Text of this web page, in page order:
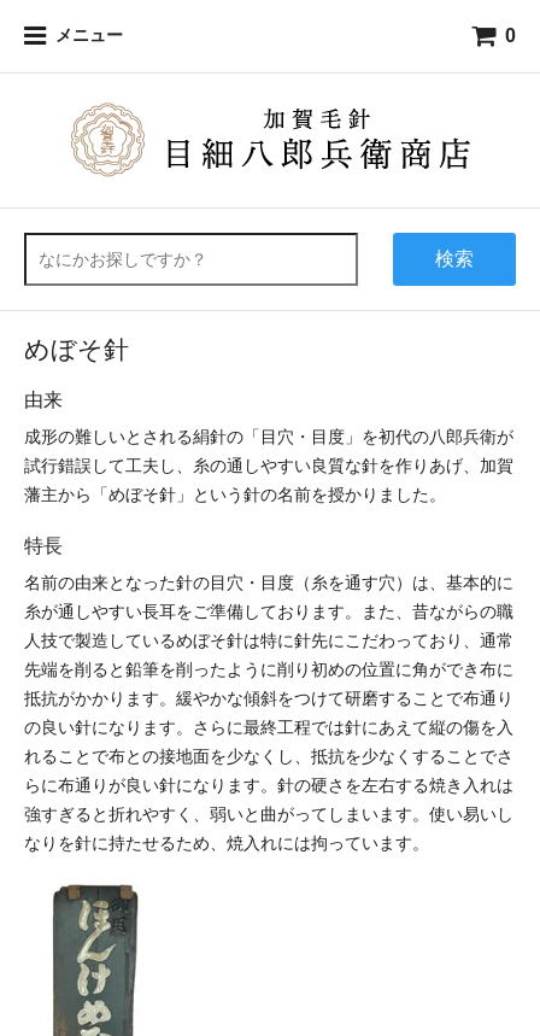
メニュー 0
検索
めぼそ針
由来
成形の難しいとされる絹針の「目穴・目度」を初代の八郎兵衛が
試行錯誤して工夫し、糸の通しやすい良質な針を作りあげ、加賀
藩主から「めぼそ針」という針の名前を授かりました。
特長
名前の由来となった針の目穴・目度（糸を通す穴）は、基本的に
糸が通しやすい長耳をご準備しております。また、昔ながらの職
人技で製造しているめぼそ針は特に針先にこだわっており、通常
先端を削ると鉛筆を削ったように削り初めの位置に角ができ布に
抵抗がかかります。緩やかな傾斜をつけて研磨することで布通り
の良い針になります。さらに最終工程では針にあえて縦の傷を入
れることで布との接地面を少なくし、抵抗を少なくすることでさ
らに布通りが良い針になります。針の硬さを左右する焼き入れは
強すぎると折れやすく、弱いと曲がってしまいます。使い易いし
なりを針に持たせるため、焼入れには拘っています。